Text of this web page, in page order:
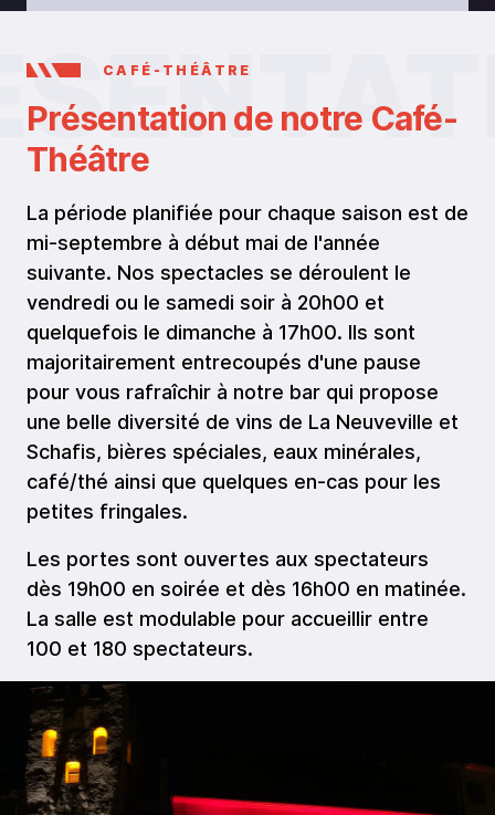
CAFÉ-THÉÂTRE
Présentation de notre Café-
Théâtre
La période planifiée pour chaque saison est de
mi-septembre à début mai de l'année
suivante. Nos spectacles se déroulent le
vendredi ou le samedi soir à 20h00 et
quelquefois le dimanche à 17h00. Ils sont
majoritairement entrecoupés d'une pause
pour vous rafraîchir à notre bar qui propose
une belle diversité de vins de La Neuveville et
Schafis, bières spéciales, eaux minérales,
café/thé ainsi que quelques en-cas pour les
petites fringales.
Les portes sont ouvertes aux spectateurs
dès 19h00 en soirée et dès 16h00 en matinée.
La salle est modulable pour accueillir entre
100 et 180 spectateurs.